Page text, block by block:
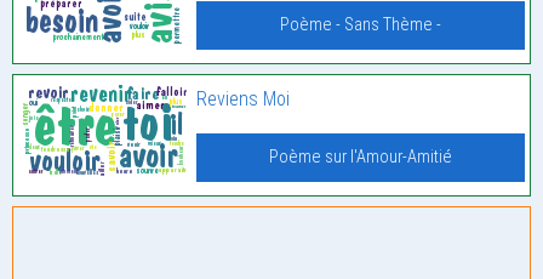
Poème - Sans Thème -
Reviens Moi
Poème sur l'Amour-Amitié